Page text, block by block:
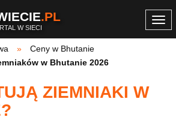
.PL
W SIECI
Ceny w Bhutanie
w Bhutanie 2026
ZIEMNIAKI W